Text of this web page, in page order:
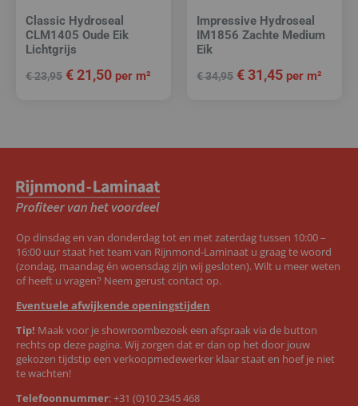
Classic Hydroseal
CLM1405 Oude Eik
Lichtgrijs
€23,95 €21,50 per m²
Impressive Hydroseal
IM1856 Zachte Medium
Eik
€34,95 €31,45 per m²
Op dinsdag en van donderdag tot en met zaterdag tussen 10:00 –
16:00 uur staat het team van Rijnmond-Laminaat u graag te woord
(zondag, maandag én woensdag zijn wij gesloten). Wilt u meer weten
of heeft u vragen? Neem gerust contact op.
Eventuele afwijkende openingstijden
Tip! Maak voor je showroombezoek een afspraak via de button
rechts op deze pagina. Wij zorgen dat er dan op het door jouw
gekozen tijdstip een verkoopmedewerker klaar staat en hoef je niet
te wachten!
Telefoonnummer:+31 (0)10 2345 468